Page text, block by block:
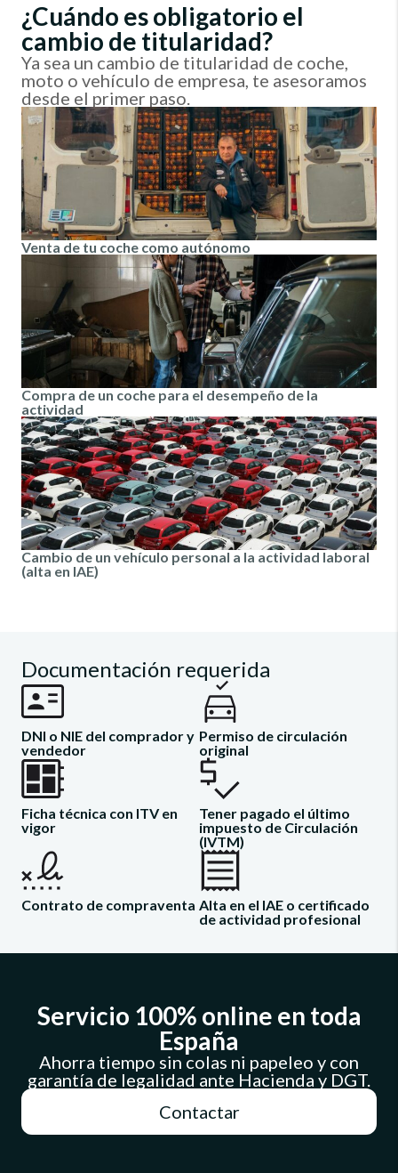
¿Cuándo es obligatorio el
cambio de titularidad?
Ya sea un cambio de titularidad de coche,
moto o vehículo de empresa, te asesoramos
desde el primer paso.
Venta de tu coche como autónomo
Compra de un coche para el desempeño de la
actividad
Cambio de un vehículo personal a la actividad laboral
(alta en IAE)
Documentación requerida
DNI o NIE del comprador y
vendedor
Permiso de circulación
original
Ficha técnica con ITV en
vigor
Tener pagado el último
impuesto de Circulación
(IVTM)
Contrato de compraventa Alta en el IAE o certificado
de actividad profesional
Servicio 100% online en toda
España
Ahorra tiempo sin colas ni papeleo y con
garantía de legalidad ante Hacienda y DGT.
Contactar